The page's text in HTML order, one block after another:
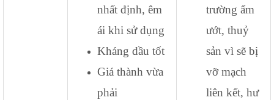
nhất định, êm
ái khi sử dụng
Kháng dầu tốt
Giá thành vừa
phải
trường ẩm
ướt, thuỷ
sản vì sẽ bị
vỡ mạch
liên kết, hư